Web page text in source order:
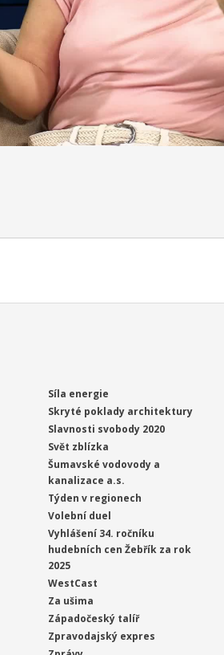
Síla energie
Skryté poklady architektury
Slavnosti svobody 2020
Svět zblízka
Šumavské vodovody a
kanalizace a.s.
Týden v regionech
Volební duel
Vyhlášení 34. ročníku
hudebních cen Žebřík za rok
2025
WestCast
Za ušima
Západočeský talíř
Zpravodajský expres